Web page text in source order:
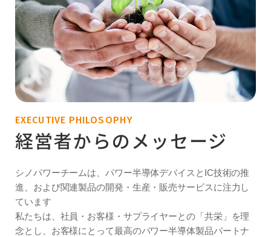
EXECUTIVE PHILOSOPHY
経営者からのメッセージ
シノパワーチームは、パワー半導体デバイスとIC技術の推
進、および関連製品の開発・生産・販売サービスに注力し
ています
私たちは、社員・お客様・サプライヤーとの「共栄」を理
念とし、お客様にとって最高のパワー半導体製品パートナ